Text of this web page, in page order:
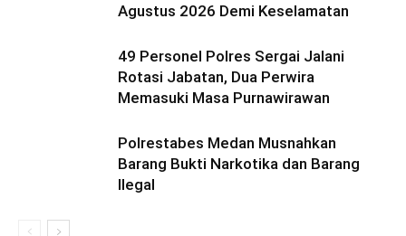
Agustus 2026 Demi Keselamatan
49 Personel Polres Sergai Jalani
Rotasi Jabatan, Dua Perwira
Memasuki Masa Purnawirawan
Polrestabes Medan Musnahkan
Barang Bukti Narkotika dan Barang
Ilegal